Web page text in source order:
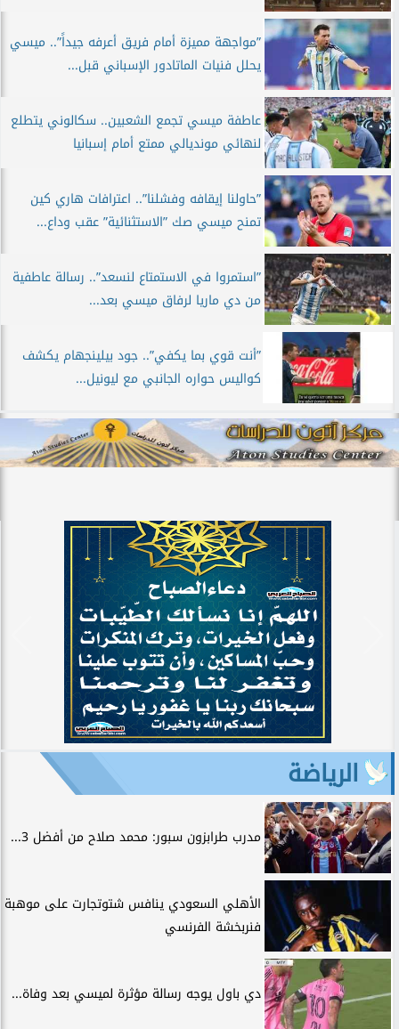
”مواجهة مميزة أمام فريق أعرفه جيداً”.. ميسي
يحلل فنيات الماتادور الإسباني قبل...
عاطفة ميسي تجمع الشعبين.. سكالوني يتطلع
لنهائي مونديالي ممتع أمام إسبانيا
”حاولنا إيقافه وفشلنا”.. اعترافات هاري كين
تمنح ميسي صك ”الاستثنائية” عقب وداع...
”استمروا في الاستمتاع لنسعد”.. رسالة عاطفية
من دي ماريا لرفاق ميسي بعد...
”أنت قوي بما يكفي”.. جود بيلينجهام يكشف
كواليس حواره الجانبي مع ليونيل...
الرياضة
مدرب طرابزون سبور: محمد صلاح من أفضل 3...
الأهلي السعودي ينافس شتوتجارت على موهبة
فنربخشة الفرنسي
دي باول يوجه رسالة مؤثرة لميسي بعد وفاة...